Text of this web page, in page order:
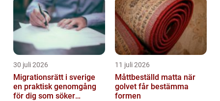
30 juli 2026
Migrationsrätt i sverige
en praktisk genomgång
för dig som söker
11 juli 2026
Måttbeställd matta när
golvet får bestämma
formen